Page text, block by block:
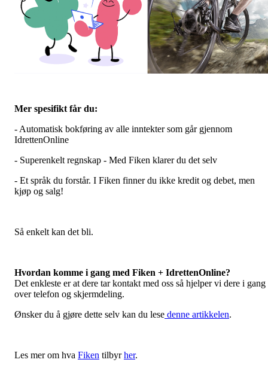
Mer spesifikt får du:
- Automatisk bokføring av alle inntekter som går gjennom
IdrettenOnline
- Superenkelt regnskap - Med Fiken klarer du det selv
- Et språk du forstår. I Fiken finner du ikke kredit og debet, men
kjøp og salg!
Så enkelt kan det bli.
Hvordan komme i gang med Fiken + IdrettenOnline?
Det enkleste er at dere tar kontakt med oss så hjelper vi dere i gang
over telefon og skjermdeling.
Ønsker du å gjøre dette selv kan du lese denne artikkelen.
Les mer om hva Fiken tilbyrher.